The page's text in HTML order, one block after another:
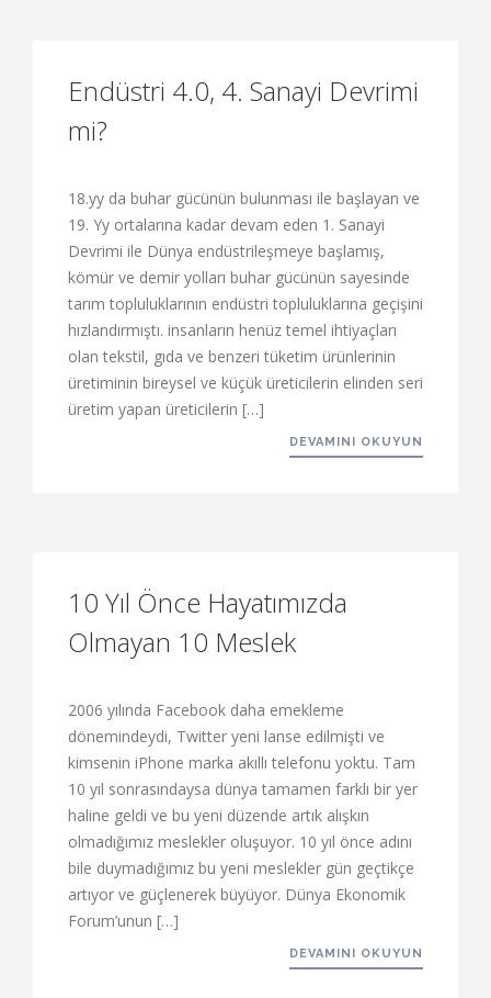
Endüstri 4.0, 4. Sanayi Devrimi
mi?
18.yy da buhar gücünün bulunması ile başlayan ve
19. Yy ortalarına kadar devam eden 1. Sanayi
Devrimi ile Dünya endüstrileşmeye başlamış,
kömür ve demir yolları buhar gücünün sayesinde
tarım topluluklarının endüstri topluluklarına geçişini
hızlandırmıştı. insanların henüz temel ihtiyaçları
olan tekstil, gıda ve benzeri tüketim ürünlerinin
üretiminin bireysel ve küçük üreticilerin elinden seri
üretim yapan üreticilerin […]
DEVAMINI OKUYUN
10 Yıl Önce Hayatımızda
Olmayan 10 Meslek
2006 yılında Facebook daha emekleme
dönemindeydi, Twitter yeni lanse edilmişti ve
kimsenin iPhone marka akıllı telefonu yoktu. Tam
10 yıl sonrasındaysa dünya tamamen farklı bir yer
haline geldi ve bu yeni düzende artık alışkın
olmadığımız meslekler oluşuyor. 10 yıl önce adını
bile duymadığımız bu yeni meslekler gün geçtikçe
artıyor ve güçlenerek büyüyor. Dünya Ekonomik
Forum’unun […]
DEVAMINI OKUYUN